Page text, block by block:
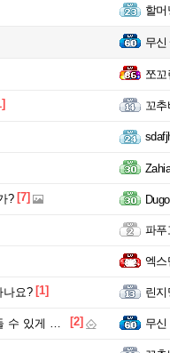
할머
무신
쪼꼬
꼬
? [7] Dugo
파푸
엑스
나요? [1] 린지
게 해주세요. [2] 무신